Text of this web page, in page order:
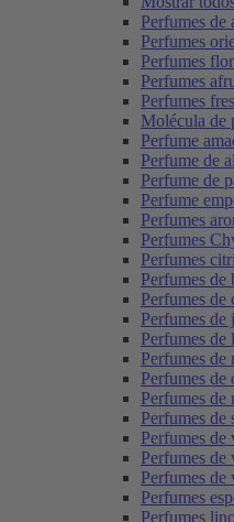
Perfumes de
Perfumes
Perfumes
Perfumes
Perfumes
Molécula de
Perfume
Perfume de
Perfume de
Perfume
Perfumes
Perfumes
Perfumes
Perfumes de
Perfumes de
Perfumes de
Perfumes de
Perfumes de
Perfumes de
Perfumes de
Perfumes de
Perfumes de
Perfumes de
Perfumes de
Perfumes
Perfumes